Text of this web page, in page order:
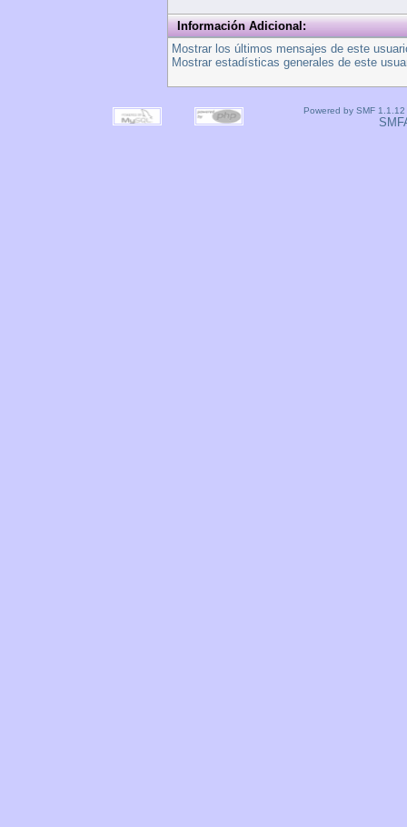
Información Adicional:
Mostrar los últimos mensajes de este
Mostrar estadísticas generales de este
Powered by SMF 1.1.12